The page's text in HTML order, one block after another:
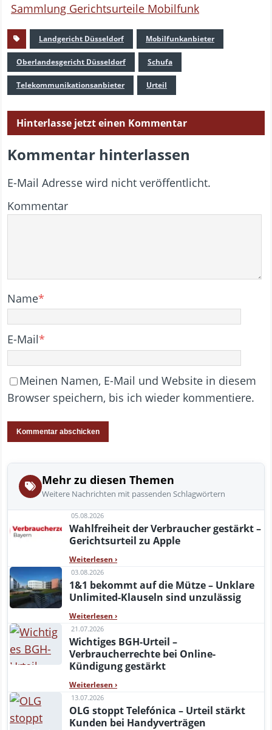
Sammlung Gerichtsurteile Mobilfunk
Landgericht Düsseldorf Mobilfunkanbieter
Oberlandesgericht Düsseldorf Schufa
Telekommunikationsanbieter Urteil
Hinterlasse jetzt einen Kommentar
Kommentar hinterlassen
E-Mail Adresse wird nicht veröffentlicht.
Kommentar
Name*
E-Mail*
Meinen Namen, E-Mail und Website in diesem
Browser speichern, bis ich wieder kommentiere.
Mehr zu diesen Themen
Weitere Nachrichten mit passenden Schlagwörtern
05.08.2026
Wahlfreiheit der Verbraucher gestärkt –
Gerichtsurteil zu Apple
Weiterlesen ›
03.08.2026
1&1 bekommt auf die Mütze – Unklare
Unlimited-Klauseln sind unzulässig
Weiterlesen ›
21.07.2026
Wichtiges BGH-Urteil –
Verbraucherrechte bei Online-
Kündigung gestärkt
Weiterlesen ›
13.07.2026
OLG stoppt Telefónica – Urteil stärkt
Kunden bei Handyverträgen